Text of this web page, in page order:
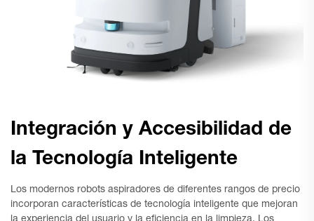
Integración y Accesibilidad de
la Tecnología Inteligente
Los modernos robots aspiradores de diferentes rangos de precio
incorporan características de tecnología inteligente que mejoran